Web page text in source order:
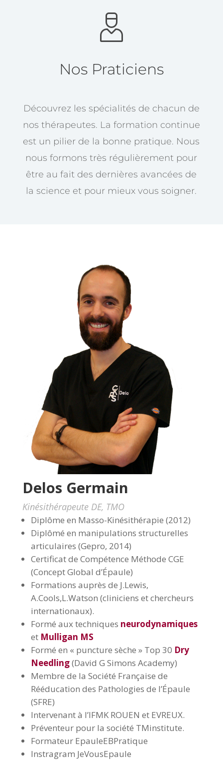
Nos Praticiens
Découvrez les spécialités de chacun de
nos thérapeutes. La formation continue
est un pilier de la bonne pratique. Nous
nous formons très régulièrement pour
être au fait des dernières avancées de
la science et pour mieux vous soigner.
Delos Germain
Kinésithérapeute DE, TMO
Diplôme en Masso-Kinésithérapie (2012)
Diplômé en manipulations structurelles
articulaires (Gepro, 2014)
Certificat de Compétence Méthode CGE
(Concept Global d’Épaule)
Formations auprès de J.Lewis,
A.Cools,L.Watson (cliniciens et chercheurs
internationaux).
Formé aux techniques neurodynamiques
et Mulligan MS
Formé en « puncture sèche » Top 30 Dry
Needling(David G Simons Academy)
Membre de la Société Française de
Rééducation des Pathologies de l’Épaule
(SFRE)
Intervenant à l’IFMK ROUEN et EVREUX.
Préventeur pour la société TMinstitute.
Formateur EpauleEBPratique
Instragram JeVousEpaule